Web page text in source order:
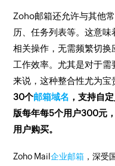
Zoho邮箱还允许与其他
历、任务列表等。这意
相关操作，无需频繁切
工作效率。尤其是对于
来说，这种整合性尤为宝
30个邮箱域名 ，支持自
版每年每5个用户300元
用户购买。
Zoho Mail企业邮箱 ，深受